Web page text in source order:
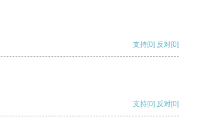
支持[0] 反对[0]
支持[0] 反对[0]